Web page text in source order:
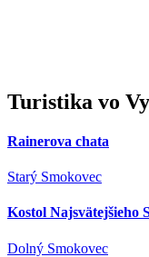
Turistika vo
Rainerova chata
Starý Smokovec
Kostol Najsvätejšieho
Dolný Smokovec